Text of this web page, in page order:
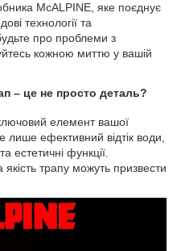
McALPINE, яке поєднує
технології та
про проблеми з
кожною миттю у вашій
не просто деталь?
елемент вашої
ефективний відтік води,
естетичні функції.
трапу можуть призвести